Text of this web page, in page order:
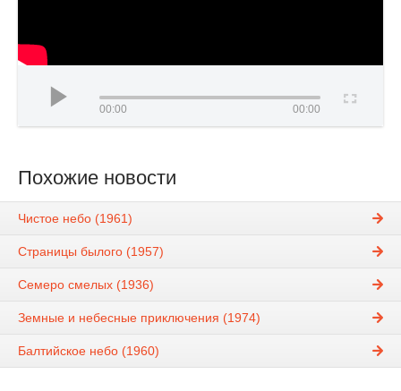
00:00 00:00
Похожие новости
Чистое небо (1961)
Страницы былого (1957)
Семеро смелых (1936)
Земные и небесные приключения (1974)
Балтийское небо (1960)